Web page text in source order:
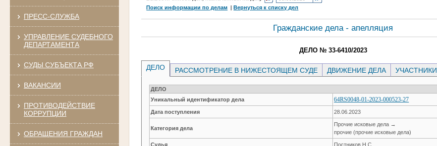
ПРЕСС-СЛУЖБА
УПРАВЛЕНИЕ СУДЕБНОГО
ДЕПАРТАМЕНТА
СУДЫ СУБЪЕКТА РФ
ВАКАНСИИ
ПРОТИВОДЕЙСТВИЕ
КОРРУПЦИИ
ОБРАЩЕНИЯ ГРАЖДАН
Поиск информации по делам |Вернуться к списку дел
Гражданские дела - апелляция
ДЕЛО № 33-6410/2023
ДЕЛО РАССМОТРЕНИЕ В НИЖЕСТОЯЩЕМ СУДЕ ДВИЖЕНИЕ ДЕЛА УЧАСТНИКИ
ДЕЛО
Уникальный идентификатор дела
64RS0048-01-2023-000523-27
Дата поступления 28.06.2023
Категория дела
Прочие исковые дела →
прочие (прочие исковые дела)
Судья Постников Н.С.